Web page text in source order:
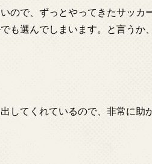
ので、ずっとやってきたサッカ
も選んでしまいます。と言うか
してくれているので、非常に助